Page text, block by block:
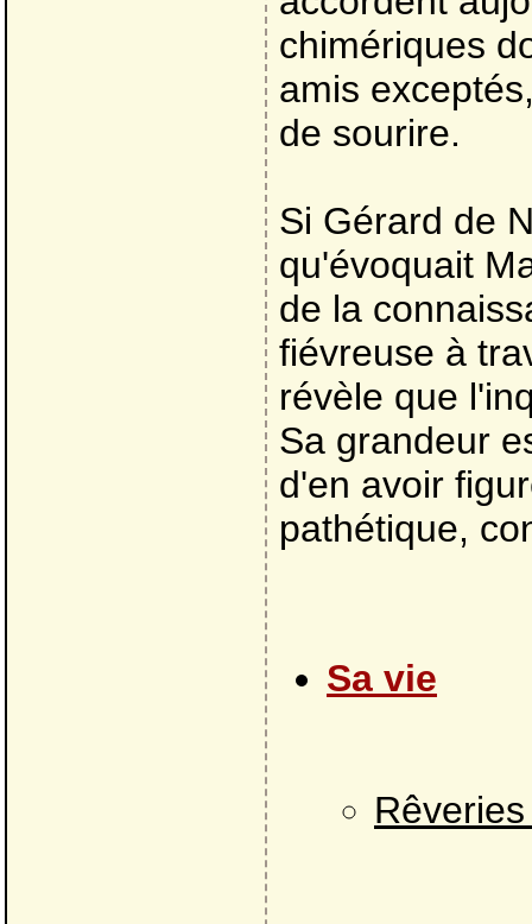
chimériques
amis
de sourire.
Si Gérard de
qu'évoquait
de la
fiévreuse à
révèle que
Sa grandeur
d'en avoir
pathétique,
Sa vie